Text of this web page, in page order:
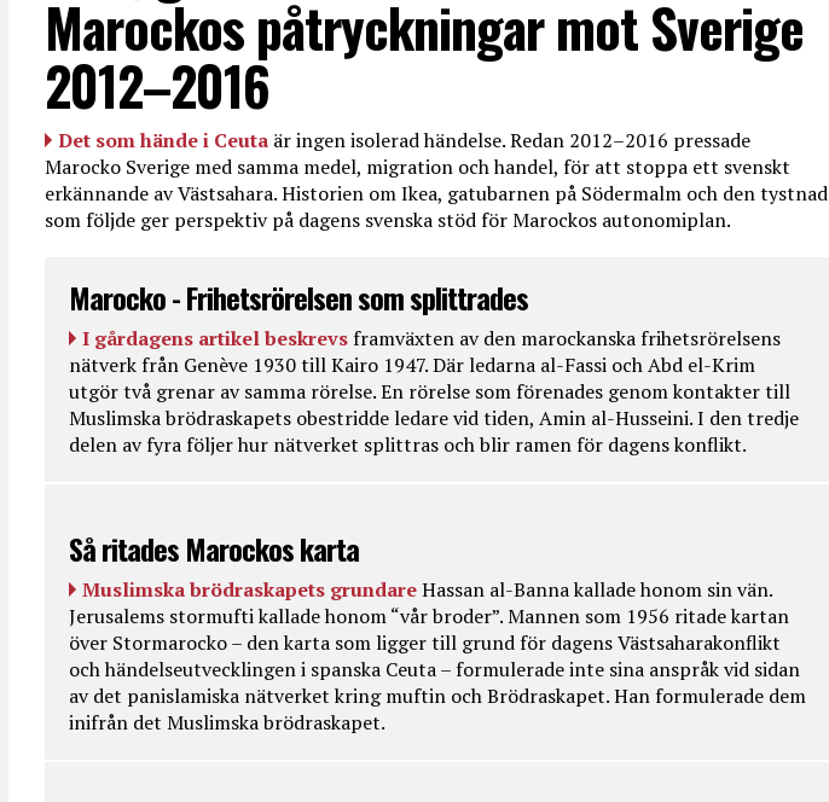
Marockos påtryckningar mot Sverige
2012–2016
Det som hände i Ceuta är ingen isolerad händelse. Redan 2012–2016 pressade
Marocko Sverige med samma medel, migration och handel, för att stoppa ett svenskt
erkännande av Västsahara. Historien om Ikea, gatubarnen på Södermalm och den tystnad
som följde ger perspektiv på dagens svenska stöd för Marockos autonomiplan.
Marocko - Frihetsrörelsen som splittrades
I gårdagens artikel beskrevs framväxten av den marockanska frihetsrörelsens
nätverk från Genève 1930 till Kairo 1947. Där ledarna al-Fassi och Abd el-Krim
utgör två grenar av samma rörelse. En rörelse som förenades genom kontakter till
Muslimska brödraskapets obestridde ledare vid tiden, Amin al-Husseini. I den tredje
delen av fyra följer hur nätverket splittras och blir ramen för dagens konflikt.
Så ritades Marockos karta
Muslimska brödraskapets grundareHassan al-Banna kallade honom sin vän.
Jerusalems stormufti kallade honom “vår broder”. Mannen som 1956 ritade kartan
över Stormarocko – den karta som ligger till grund för dagens Västsaharakonflikt
och händelseutvecklingen i spanska Ceuta – formulerade inte sina anspråk vid sidan
av det panislamiska nätverket kring muftin och Brödraskapet. Han formulerade dem
inifrån det Muslimska brödraskapet.